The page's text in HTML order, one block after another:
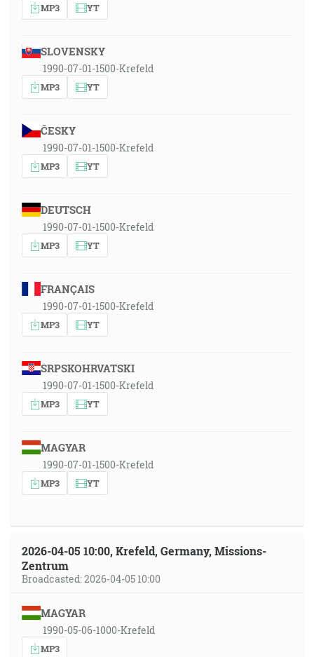
MP3 YT
SLOVENSKY
1990-07-01-1500-Krefeld
MP3 YT
ČESKY
1990-07-01-1500-Krefeld
MP3 YT
DEUTSCH
1990-07-01-1500-Krefeld
MP3 YT
FRANÇAIS
1990-07-01-1500-Krefeld
MP3 YT
SRPSKOHRVATSKI
1990-07-01-1500-Krefeld
MP3 YT
MAGYAR
1990-07-01-1500-Krefeld
MP3 YT
2026-04-05 10:00, Krefeld, Germany, Missions-
Zentrum
Broadcasted: 2026-04-05 10:00
MAGYAR
1990-05-06-1000-Krefeld
MP3